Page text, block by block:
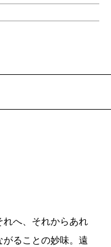
へ、それからあれ
ることの妙味。遠